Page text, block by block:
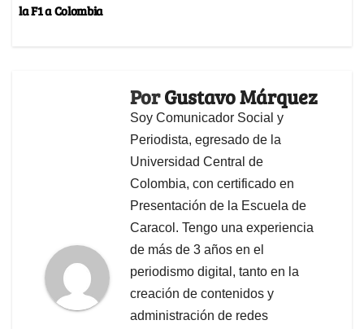
la F1 a Colombia
PorGustavo Márquez
Soy Comunicador Social y
Periodista, egresado de la
Universidad Central de
Colombia, con certificado en
Presentación de la Escuela de
Caracol. Tengo una experiencia
de más de 3 años en el
periodismo digital, tanto en la
creación de contenidos y
administración de redes